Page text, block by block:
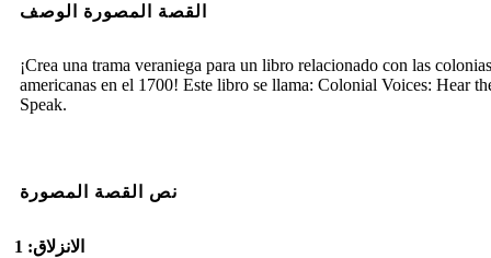
القصة المصورة الوصف
¡Crea una trama veraniega para un libro relacionado con las colonias
americanas en el 1700! Este libro se llama: Colonial Voices: Hear
Speak.
نص القصة المصورة
الانزلاق: 1